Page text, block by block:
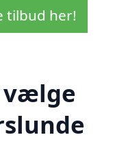
tilbud her!
vælge